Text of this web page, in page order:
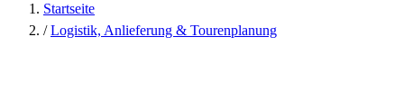
Startseite
/ Logistik, Anlieferung & Tourenplanung